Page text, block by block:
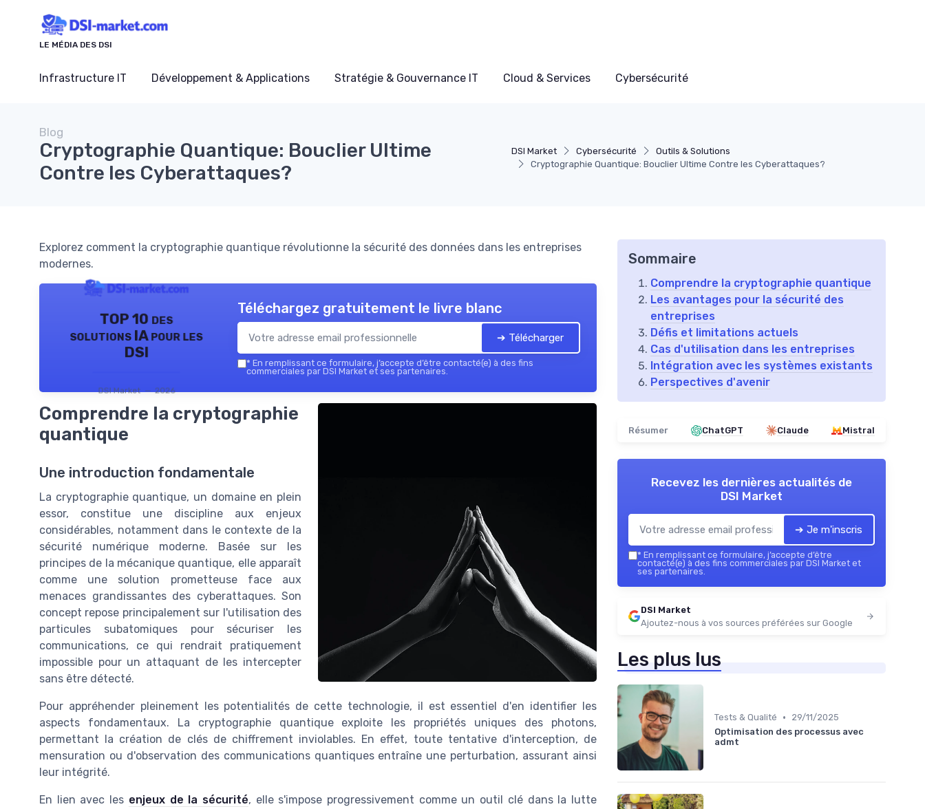
LE MÉDIA DES DSI
Infrastructure IT Développement & Applications Stratégie & Gouvernance IT Cloud & Services Cybersécurité
DSI Market Cybersécurité
Outils & Solutions
Cryptographie Quantique: Bouclier Ultime Contre les Cyberattaques?
Blog
Cryptographie Quantique: Bouclier Ultime
Contre les Cyberattaques?
Explorez comment la cryptographie quantique révolutionne la sécurité des données dans les entreprises
modernes.
TOP 10 des
solutions IA pour les
DSI
DSI Market — 2026
Téléchargez gratuitement le livre blanc
➔ Télécharger
* En remplissant ce formulaire, j’accepte d’être contacté(e) à des fins
commerciales par DSI Market et ses partenaires.
Comprendre la cryptographie
quantique
Une introduction fondamentale
La cryptographie quantique, un domaine en plein
essor, constitue une discipline aux enjeux
considérables, notamment dans le contexte de la
sécurité numérique moderne. Basée sur les
principes de la mécanique quantique, elle apparaît
comme une solution prometteuse face aux
menaces grandissantes des cyberattaques. Son
concept repose principalement sur l'utilisation des
particules subatomiques pour sécuriser les
communications, ce qui rendrait pratiquement
impossible pour un attaquant de les intercepter
sans être détecté.
Pour appréhender pleinement les potentialités de cette technologie, il est essentiel d'en identifier les
aspects fondamentaux. La cryptographie quantique exploite les propriétés uniques des photons,
permettant la création de clés de chiffrement inviolables. En effet, toute tentative d'interception, de
mensuration ou d'observation des communications quantiques entraîne une perturbation, assurant ainsi
leur intégrité.
En lien avec les enjeux de la sécurité, elle s'impose progressivement comme un outil clé dans la lutte
Sommaire
Comprendre la cryptographie quantique
Les avantages pour la sécurité des
entreprises
Défis et limitations actuels
Cas d'utilisation dans les entreprises
Intégration avec les systèmes existants
Perspectives d'avenir
Résumer ChatGPT Claude Mistral
Recevez les dernières actualités de
DSI Market
➔ Je m'inscris
* En remplissant ce formulaire, j’accepte d’être
contacté(e) à des fins commerciales par DSI Market et
ses partenaires.
DSI Market
Ajoutez-nous à vos sources préférées sur Google
Les plus lus
Tests & Qualité •
29/11/2025
Optimisation des processus avec
admt